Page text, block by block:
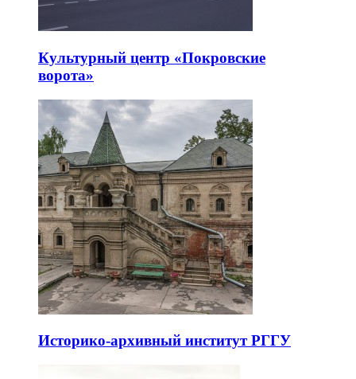
Культурный центр «Покровские
ворота»
Историко-архивный институт РГГУ